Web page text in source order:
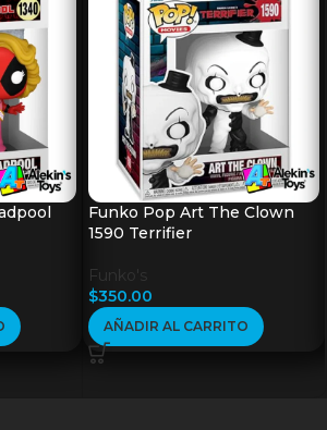
Funko Pop Art The Clown
1590 Terrifier
Funko's
$350.00
AÑADIR AL CARRITO